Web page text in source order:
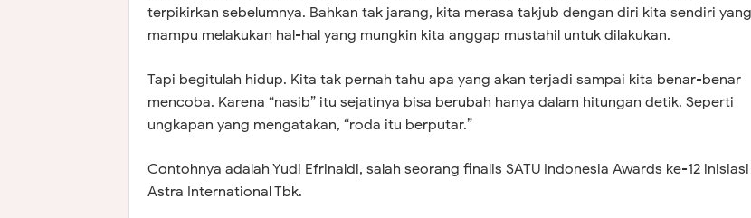
terpikirkan sebelumnya. Bahkan tak jarang, kita merasa takjub dengan diri kita sendiri yang
mampu melakukan hal-hal yang mungkin kita anggap mustahil untuk dilakukan.
Tapi begitulah hidup. Kita tak pernah tahu apa yang akan terjadi sampai kita benar-benar
mencoba. Karena “nasib” itu sejatinya bisa berubah hanya dalam hitungan detik. Seperti
ungkapan yang mengatakan, “roda itu berputar.”
Contohnya adalah Yudi Efrinaldi, salah seorang finalis SATU Indonesia Awards ke-12 inisiasi
Astra International Tbk.